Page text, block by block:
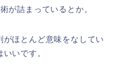
が詰まっているとか。
がほとんど意味をなしてい
いです。